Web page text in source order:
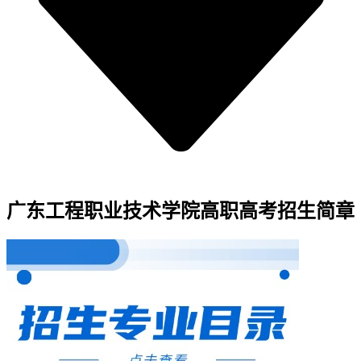
广东工程职业技术学院高职高考招生简章